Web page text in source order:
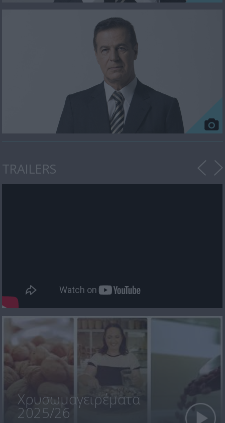
TRAILERS
Χρυσωμαγειρέματα
2025/26